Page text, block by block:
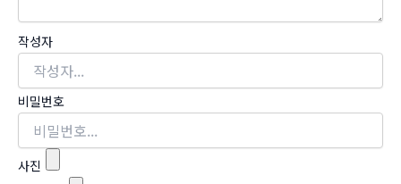
작성자
비밀번호
사진